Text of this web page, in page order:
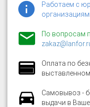
Работаем с
По вопросам
Оплата по
Самовывоз -
выдачи в